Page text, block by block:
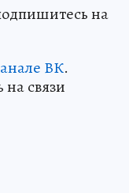
на
ВК.
на связи